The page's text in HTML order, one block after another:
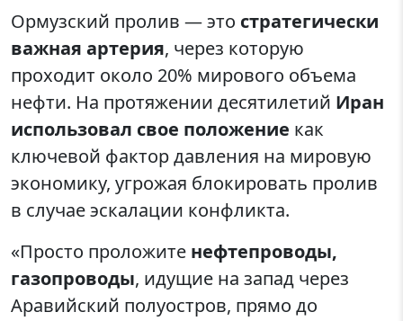
Ормузский пролив — это стратегически
важная артерия, через которую
проходит около 20% мирового объема
нефти. На протяжении десятилетий Иран
использовал свое положение как
ключевой фактор давления на мировую
экономику, угрожая блокировать пролив
в случае эскалации конфликта.
«Просто проложите нефтепроводы,
газопроводы, идущие на запад через
Аравийский полуостров, прямо до